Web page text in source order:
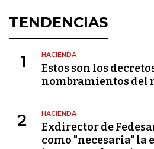
TENDENCIAS
1 HACIENDA
Estos son los
nombramientos del
2 HACIENDA
Exdirector de
como "necesaria"